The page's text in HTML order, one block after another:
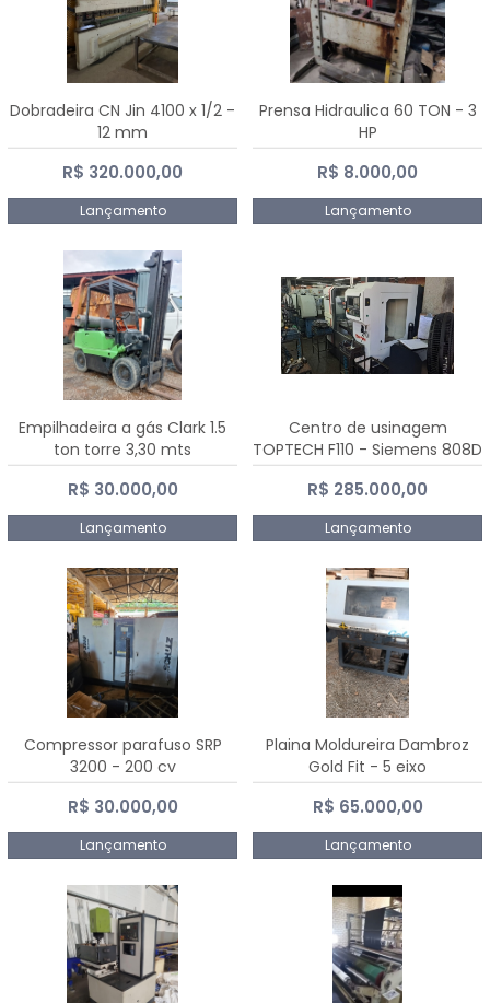
Dobradeira CN Jin 4100 x 1/2 -
12 mm
R$ 320.000,00
Lançamento
Prensa Hidraulica 60 TON - 3
HP
R$ 8.000,00
Lançamento
Empilhadeira a gás Clark 1.5
ton torre 3,30 mts
R$ 30.000,00
Lançamento
Centro de usinagem
TOPTECH F110 - Siemens 808D
Advanced
R$ 285.000,00
Lançamento
Compressor parafuso SRP
3200 - 200 cv
R$ 30.000,00
Lançamento
Plaina Moldureira Dambroz
Gold Fit - 5 eixo
R$ 65.000,00
Lançamento